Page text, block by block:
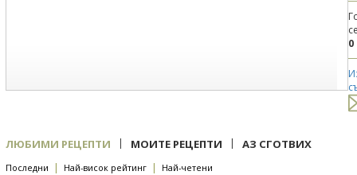
0
ЛЮБИМИ РЕЦЕПТИ | МОИТЕ РЕЦЕПТИ | АЗ СГОТВИХ
Последни | Най-висок рейтинг | Най-четени